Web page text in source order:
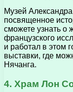
Музей
посвященное
сможете узнать о
французского
и работал в этом
выставки, где
Нячанга.
4. Храм Лон